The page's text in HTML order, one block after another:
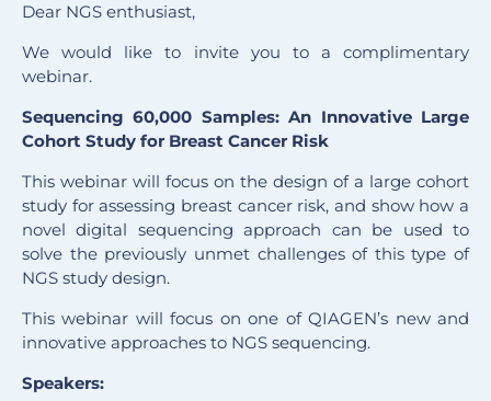
Dear NGS enthusiast,
We would like to invite you to a complimentary
webinar.
Sequencing 60,000 Samples: An Innovative Large
Cohort Study for Breast Cancer Risk
This webinar will focus on the design of a large cohort
study for assessing breast cancer risk, and show how a
novel digital sequencing approach can be used to
solve the previously unmet challenges of this type of
NGS study design.
This webinar will focus on one of QIAGEN’s new and
innovative approaches to NGS sequencing.
Speakers: